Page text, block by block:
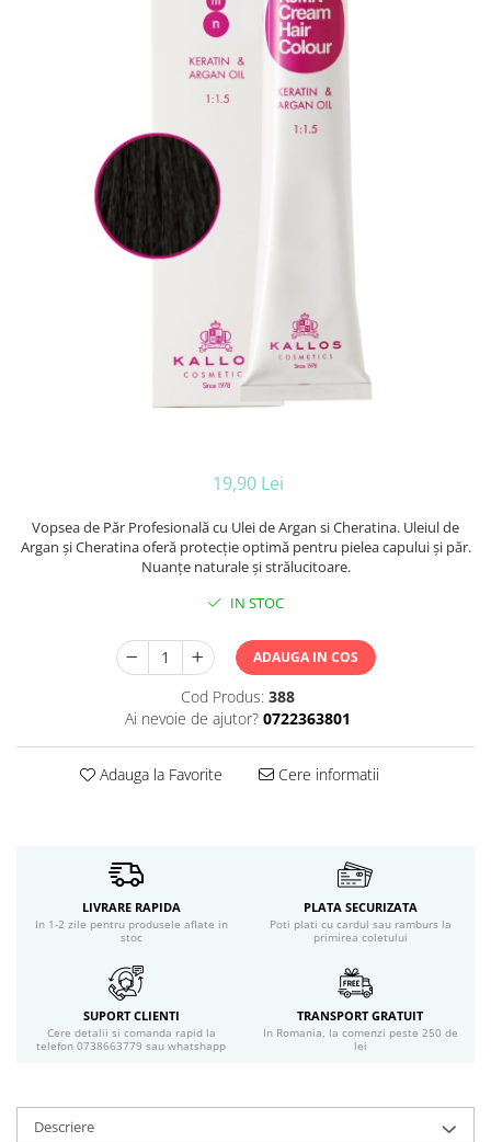
Cosmetice profesionale
Vopsea de par si oxidant
Accesorii tuns si vopsit
Balsam de par
Produse pentru protectie solara
Bureti de baie
Accesorii ingrijire corp
Creion si tus ochi
Ruj si creion buze
Produse stilizare sprancene
Aplicatoare si pensule machiaj
Accesorii machiaj
Igiena dentara
Adeziv dentar si ingrijire proteza
Igiena intima
Tampoane si absorbante
Geluri si deodorante igiena intima
Produse manichiura & pedichiura
Oja si lac de unghii
Scutece adulti
19,90 Lei
Vopsea de Păr Profesională cu Ulei de Argan si Cheratina. Uleiul de
Argan şi Cheratina oferă protecţie optimă pentru pielea capului şi păr.
Nuanţe naturale şi strălucitoare.
IN STOC
ADAUGA IN COS
Cod Produs: 388
Ai nevoie de ajutor? 0722363801
Adauga la Favorite Cere informatii
LIVRARE RAPIDA
In 1-2 zile pentru produsele aflate in
stoc
PLATA SECURIZATA
Poti plati cu cardul sau ramburs la
primirea coletului
SUPORT CLIENTI
Cere detalii si comanda rapid la
telefon 0738663779 sau whatshapp
TRANSPORT GRATUIT
In Romania, la comenzi peste 250 de
lei
Descriere